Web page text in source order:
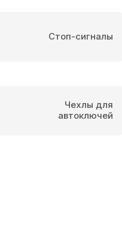
Стоп-сигналы
Чехлы для
автоключей